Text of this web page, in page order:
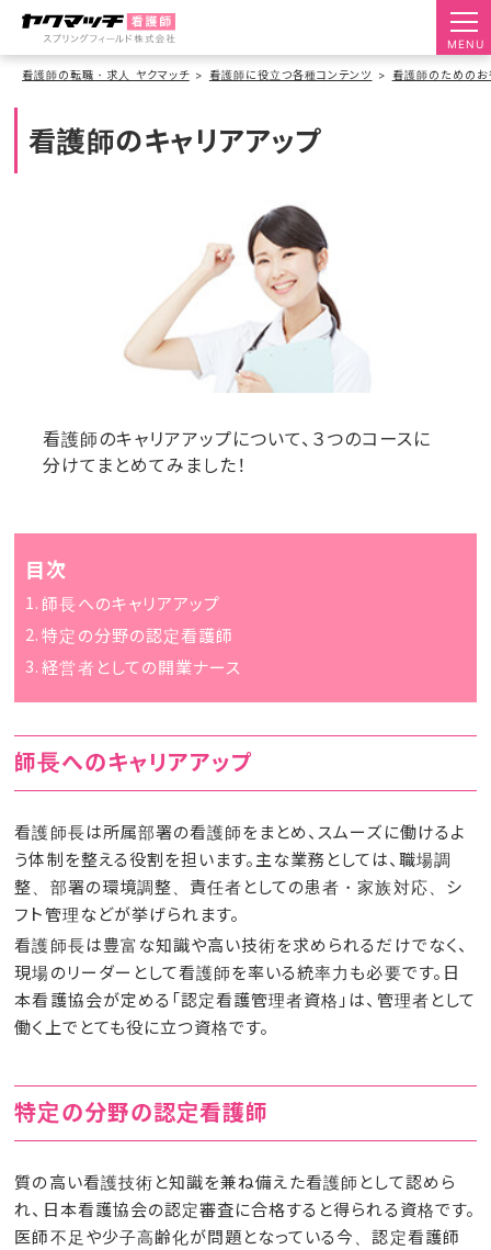
MENU
看護師の転職・求人 ヤクマッチ 看護師に役立つ各種コンテンツ 看護師のための
看護師のキャリアアップ
看護師のキャリアアップについて、３つのコースに
分けてまとめてみました！
目次
師長へのキャリアアップ
特定の分野の認定看護師
経営者としての開業ナース
師長へのキャリアアップ
看護師長は所属部署の看護師をまとめ、スムーズに働けるよ
う体制を整える役割を担います。主な業務としては、職場調
整、部署の環境調整、責任者としての患者・家族対応、シ
フト管理などが挙げられます。
看護師長は豊富な知識や高い技術を求められるだけでなく、
現場のリーダーとして看護師を率いる統率力も必要です。日
本看護協会が定める「認定看護管理者資格」は、管理者として
働く上でとても役に立つ資格です。
特定の分野の認定看護師
質の高い看護技術と知識を兼ね備えた看護師として認めら
れ、日本看護協会の認定審査に合格すると得られる資格です。
医師不足や少子高齢化が問題となっている今、認定看護師